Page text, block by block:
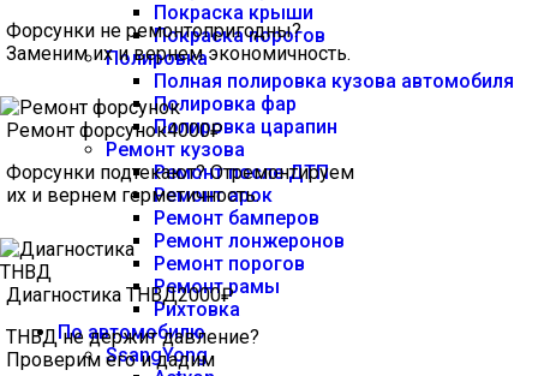
Покраска крыши
Покраска порогов
Полировка
Полная полировка кузова автомобиля
Полировка фар
Полировка царапин
Ремонт кузова
Ремонт после ДТП
Ремонт арок
Ремонт бамперов
Ремонт лонжеронов
Ремонт порогов
Ремонт рамы
Рихтовка
По автомобилю
SsangYong
Форсунки не ремонтопригодны?
Заменим их и вернем экономичность.
Ремонт форсунок4000₽
Форсунки подтекают? Отремонтируем
их и вернем герметичность.
Диагностика ТНВД2000₽
ТНВД не держит давление?
Проверим его и дадим